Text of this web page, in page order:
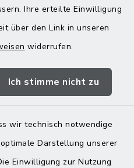
Ihre erteilte Einwilligung
über den Link in unseren
widerrufen.
Ich stimme nicht zu
wir technisch notwendige
Darstellung unserer
Einwilligung zur Nutzung